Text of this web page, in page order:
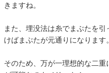
きますね。
また、埋没法は糸でまぶたを
けばまぶたが元通りになります。
そのため、万が一理想的な二